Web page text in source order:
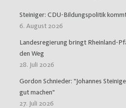
Steiniger: CDU-Bildungspolitik
6. August 2026
Landesregierung bringt Rheinland-
den Weg
28. Juli 2026
Gordon Schnieder: "Johannes
gut machen"
27. Juli 2026